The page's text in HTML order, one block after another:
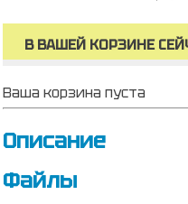
В ВАШЕЙ КОРЗИНЕ
Ваша корзина пуста
Описание
Файлы